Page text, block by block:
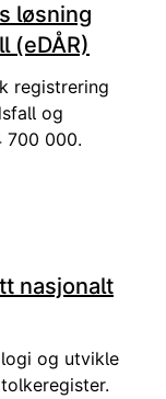
løsning
(eDÅR)
registrering
og
700 000.
nasjonalt
og utvikle